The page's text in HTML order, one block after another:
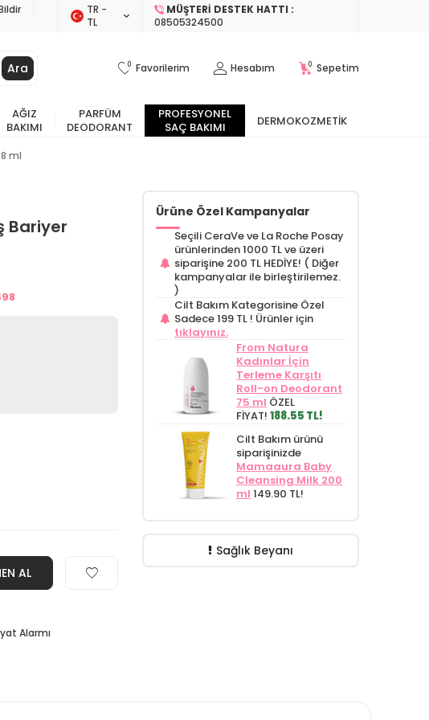
TR −
TL
MÜŞTERI DESTEK HATTI :
08505324500
Ara 0 Favorilerim Hesabım 0 Sepetim
AĞIZ
BAKIMI
PARFÜM
DEODORANT
PROFESYONEL
SAÇ BAKIMI
DERMOKOZMETIK
ml
Bariyer
AL
Alarmı
Ürüne Özel Kampanyalar
Seçili CeraVe ve La Roche Posay
ürünlerinden 1000 TL ve üzeri
siparişine 200 TL HEDİYE! ( Diğer
kampanyalar ile birleştirilemez.
)
Cilt Bakım Kategorisine Özel
Sadece 199 TL ! Ürünler için
tıklayınız.
From Natura
Kadınlar İçin
Terleme Karşıtı
Roll-on Deodorant
75 ml ÖZEL
FİYAT! 188.55 TL!
Cilt Bakım ürünü
siparişinizde
Mamaaura Baby
Cleansing Milk 200
ml 149.90 TL!
Sağlık Beyanı